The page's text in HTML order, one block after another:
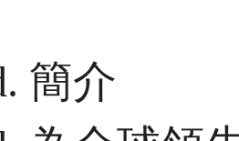
簡介